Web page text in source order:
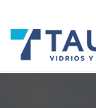
contenido